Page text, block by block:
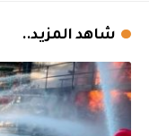
شاهد المزيد..